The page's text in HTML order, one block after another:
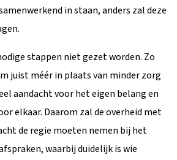
in staan, anders zal deze
stappen niet gezet worden. Zo
juist méér in plaats van minder zorg
aandacht voor het eigen belang en
elkaar. Daarom zal de overheid met
de regie moeten nemen bij het
waarbij duidelijk is wie